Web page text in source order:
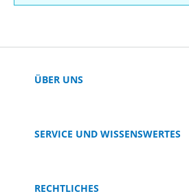
ÜBER UNS
SERVICE UND WISSENSWERTES
RECHTLICHES